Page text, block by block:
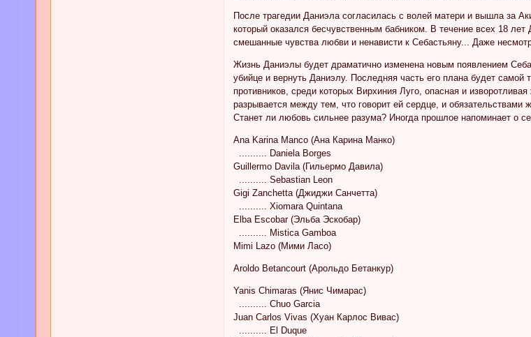
После трагедии Даниэла согласилась с волей матери и вышла за
который оказался бесчувственным бабником. В течение всех 18
смешанные чувства любви и ненависти к Себастьяну... Даже
Жизнь Даниэлы будет драматично изменена новым появлением
убийце и вернуть Даниэлу. Последняя часть его плана будет
противников, среди которых Вирхиния Луго, опасная и
разрывается между тем, что говорит ей сердце, и
Станет ли любовь сильнее разума? Иногда прошлое напоминает о
Ana Karina Manco (Ана Карина Манко)
.......... Daniela Borges
Guillermo Davila (Гильермо Давила)
.......... Sebastian Leon
Gigi Zanchetta (Джиджи Санчетта)
.......... Xiomara Quintana
Elba Escobar (Эльба Эскобар)
.......... Mistica Gamboa
Mimi Lazo (Мими Ласо)
Aroldo Betancourt (Арольдо Бетанкур)
Yanis Chimaras (Янис Чимарас)
.......... Chuo Garcia
Juan Carlos Vivas (Хуан Карлос Вивас)
.......... El Duque